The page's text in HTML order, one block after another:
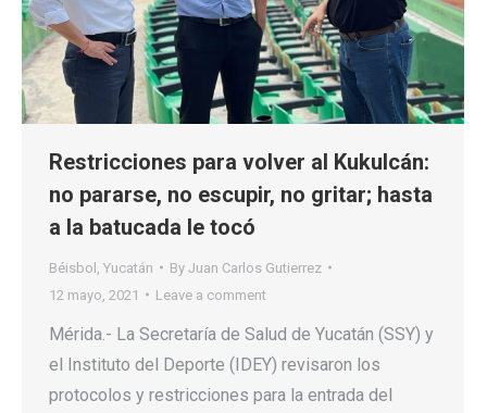
Restricciones para volver al Kukulcán:
no pararse, no escupir, no gritar; hasta
a la batucada le tocó
Béisbol Yucatán By Juan Carlos Gutierrez
12 mayo, 2021
Leave a comment
Mérida.- La Secretaría de Salud de Yucatán (SSY) y
el Instituto del Deporte (IDEY) revisaron los
protocolos y restricciones para la entrada del